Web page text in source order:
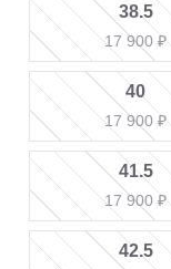
38.5
17 900 ₽
40
17 900 ₽
41.5
17 900 ₽
42.5